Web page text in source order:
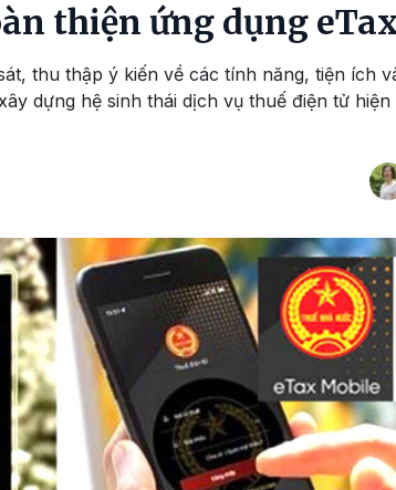
thiện ứng dụng
thu thập ý kiến về các tính năng, tiện ích
dựng hệ sinh thái dịch vụ thuế điện tử